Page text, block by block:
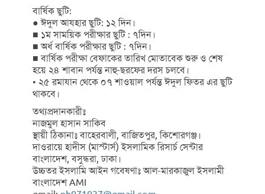
বার্ষিক ছুটি:
● ঈদুল আযহার ছুটি: ১২ দিন।
■ ১ম সাময়িক পরীক্ষার ছুটি : ৭দিন।
■ অর্ধ বার্ষিক পরীক্ষার ছুটি : ৭দিন।
■ বার্ষিক পরীক্ষা বেফাকের তারিখ মোতাবেক শুরু ও শেষ
হয়ে ২৪ শাবান পর্যন্ত নাহু-ছরফের দরস চলবে।
• ২৫ রমাযান থেকে ০৭ শাওয়াল পর্যন্ত ঈদুল ফিতর এর ছুটি
থাকবে।
তথ্যপ্রদানকারীঃ
নাজমুল হাসান সাকিব
স্থায়ী ঠিকানাঃ বাহেরবালী, বাজিতপুর, কিশোরগঞ্জ।
দাওরায়ে হাদীস (মাস্টার্স) ইসলামিক রিসার্চ সেন্টার
বাংলাদেশ, বসুন্ধরা, ঢাকা।
উচ্চতর ইসলামি আইন গবেষণাঃ আল-মারকাজুল ইসলামী
বাংলাদেশ AMI